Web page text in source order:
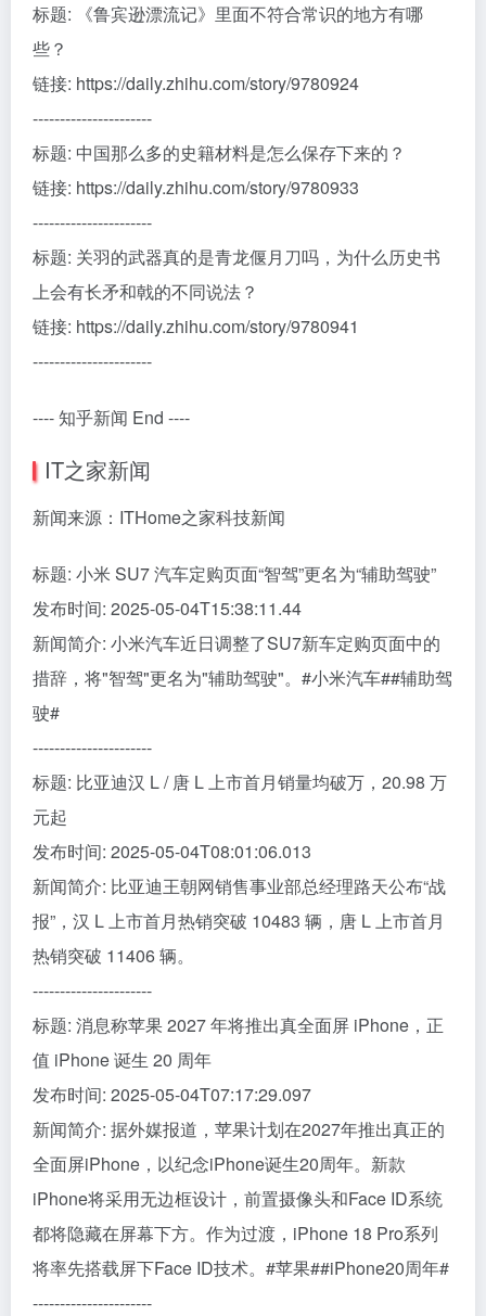
标题: 《鲁宾逊漂流记》里面不符合常识的地方有哪
些？
链接: https://daily.zhihu.com/story/9780924
----------------------
标题: 中国那么多的史籍材料是怎么保存下来的？
链接: https://daily.zhihu.com/story/9780933
----------------------
标题: 关羽的武器真的是青龙偃月刀吗，为什么历史书
上会有长矛和戟的不同说法？
链接: https://daily.zhihu.com/story/9780941
----------------------
---- 知乎新闻 End ----
IT之家新闻
新闻来源：ITHome之家科技新闻
标题: 小米 SU7 汽车定购页面“智驾”更名为“辅助驾驶”
发布时间: 2025-05-04T15:38:11.44
新闻简介: 小米汽车近日调整了SU7新车定购页面中的
措辞，将"智驾"更名为"辅助驾驶"。#小米汽车##辅助驾
驶#
----------------------
标题: 比亚迪汉 L / 唐 L 上市首月销量均破万，20.98 万
元起
发布时间: 2025-05-04T08:01:06.013
新闻简介: 比亚迪王朝网销售事业部总经理路天公布“战
报”，汉 L 上市首月热销突破 10483 辆，唐 L 上市首月
热销突破 11406 辆。
----------------------
标题: 消息称苹果 2027 年将推出真全面屏 iPhone，正
值 iPhone 诞生 20 周年
发布时间: 2025-05-04T07:17:29.097
新闻简介: 据外媒报道，苹果计划在2027年推出真正的
全面屏iPhone，以纪念iPhone诞生20周年。新款
iPhone将采用无边框设计，前置摄像头和Face ID系统
都将隐藏在屏幕下方。作为过渡，iPhone 18 Pro系列
将率先搭载屏下Face ID技术。#苹果##iPhone20周年#
----------------------